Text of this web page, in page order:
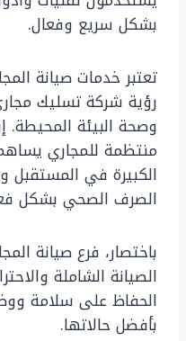
بشكل سريع وفعال.
تعتبر خدمات صيانة
رؤية شركة تسليك
وصحة البيئة المحيطة.
منتظمة للمجاري
الكبيرة في المستقبل
الصرف الصحي بشكل
باختصار، فرع صيانة
الصيانة الشاملة
الحفاظ على سلامة
بأفضل حالاتها.